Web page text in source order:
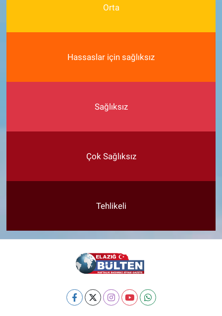
Orta
Hassaslar için sağlıksız
Sağlıksız
Çok Sağlıksız
Tehlikeli